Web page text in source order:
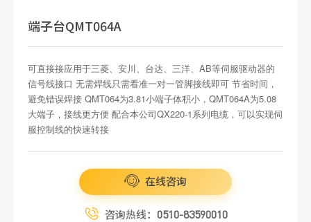
端子台QMT064A
可直接接应用于三菱、安川、台达、三洋、AB等伺服驱动器的
信号线接口 无需焊线只需看准一对一管脚接线即可 节省时间，
避免错误焊接 QMT064为3.81小端子体积小，QMT064A为5.08
大端子，接线更方便 配合本公司QX220-1系列电缆，可以实现伺
服控制线的快速转接
在线咨询
咨询热线： 0510-83590010